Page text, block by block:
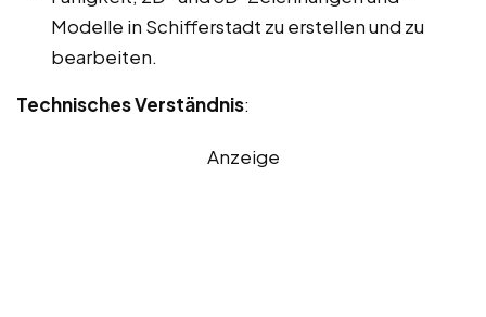
Modelle in Schifferstadt zu erstellen und zu
bearbeiten.
Technisches Verständnis:
Anzeige